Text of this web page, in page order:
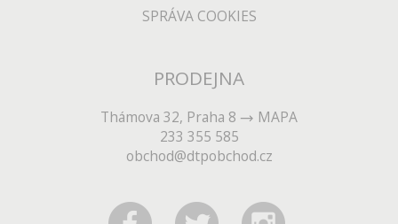
SPRÁVA COOKIES
PRODEJNA
Thámova 32, Praha 8
MAPA
233 355 585
obchod@dtpobchod.cz